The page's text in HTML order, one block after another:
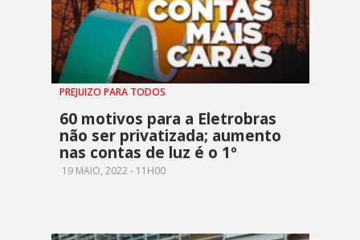
PREJUIZO PARA TODOS
60 motivos para a Eletrobras
não ser privatizada; aumento
nas contas de luz é o 1º
19 MAIO, 2022 - 11H00